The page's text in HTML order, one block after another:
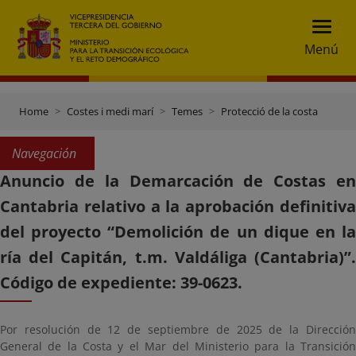
Menú
Home Costes i medi marí Temes Protecció de la costa
Navegación
Anuncio de la Demarcación de Costas en
Cantabria relativo a la aprobación definitiva
del proyecto “Demolición de un dique en la
ría del Capitán, t.m. Valdáliga (Cantabria)”.
Código de expediente: 39-0623.
Por resolución de 12 de septiembre de 2025 de la Dirección
General de la Costa y el Mar del Ministerio para la Transición